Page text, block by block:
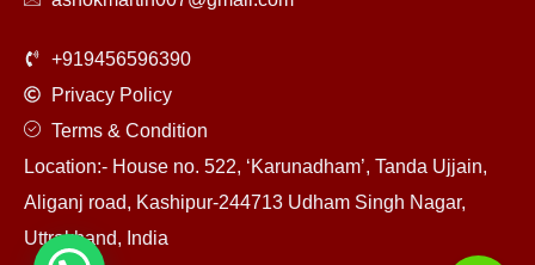
a
m
b
o
k
-
u
e
s
+919456596390
Privacy Policy
Terms & Condition
Location:- House no. 522, ‘Karunadham’, Tanda Ujjain,
Aliganj road, Kashipur-244713 Udham Singh Nagar,
Uttrakhand, India